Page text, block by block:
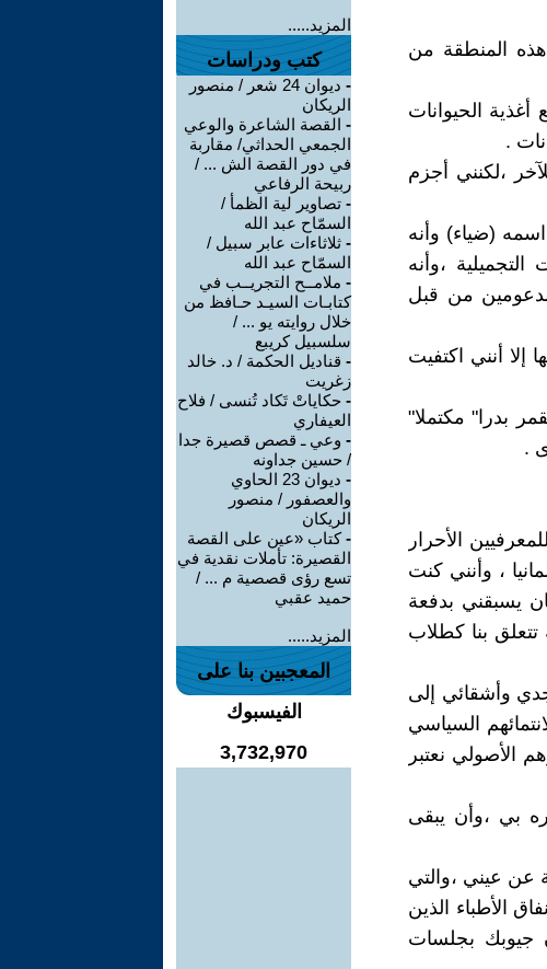
المنطقة من
الحيوانات
.
،لكنني أجزم
(ضياء) وأنه
،وأنه
من قبل
أنني اكتفيت
بدرا" مكتملا"
.
الأحرار
، وأنني كنت
يسبقني بدفعة
بنا كطلاب
وأشقائي إلى
السياسي
الأصولي نعتبر
بي ،وأن يبقى
عن عيني ،والتي
الأطباء الذين
جيوبك بجلسات
المزيد.....
كتب ودراسات
-
ديوان 24 شعر / منصور
الريكان
- القصة الشاعرة والوعي
الجمعي الحداثي/ مقاربة
في دور القصة الش ... /
ربيحة الرفاعي
- تصاوير لية الظمأ /
السمّاح عبد الله
- ثلاثاءات عابر سبيل /
السمّاح عبد الله
- ملامــح التجريــب في
كتابـات السيـد حـافظ من
خلال روايته يو ... /
سلسبيل كريبع
- قناديل الحكمة / د. خالد
زغريت
- حكاياتْ تَكاد تُنسى / فلاح
العيفاري
- وعي ـ قصص قصيرة جدا
/ حسين جداونه
-
ديوان 23 الحاوي
والعصفور / منصور
الريكان
-كتاب «عين على القصة
القصيرة: تأملات نقدية في
تسع رؤى قصصية م ... /
حميد عقبي
المزيد.....
المعجبين بنا على
الفيسبوك
3,732,970